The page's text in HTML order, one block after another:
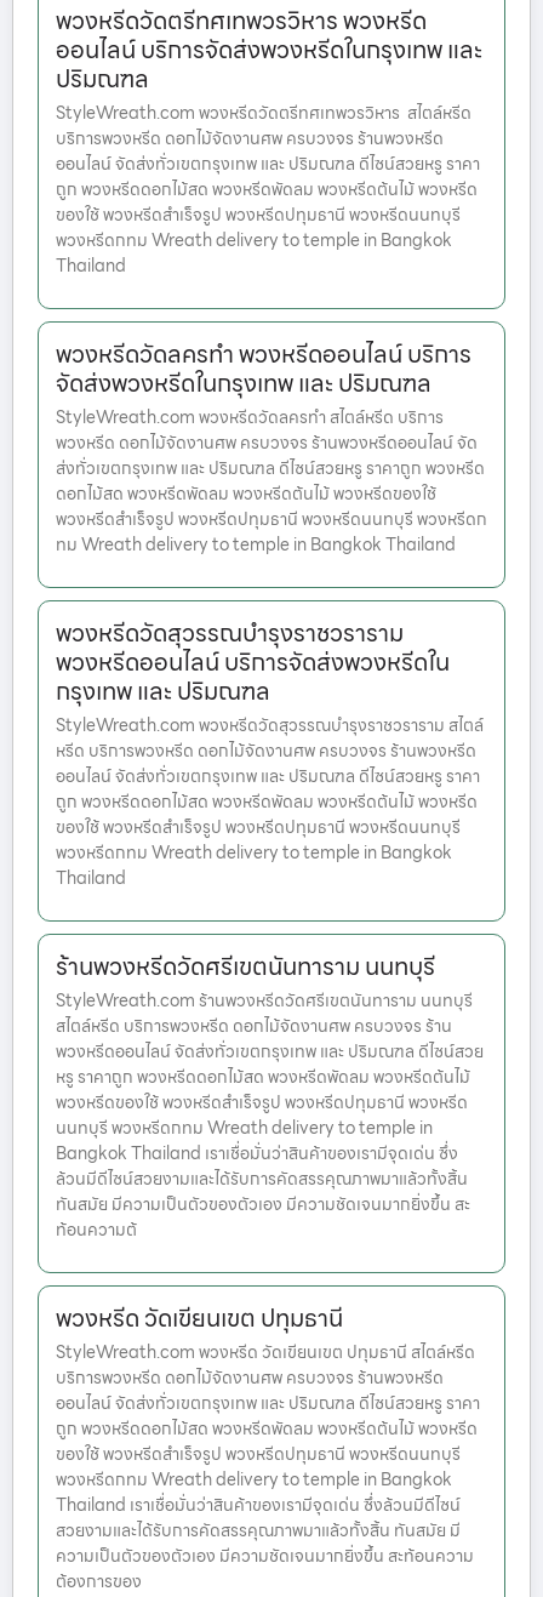
พวงหรีดวัดตรีทศเทพวรวิหาร พวงหรีด
ออนไลน์ บริการจัดส่งพวงหรีดในกรุงเทพ และ
ปริมณฑล
StyleWreath.com พวงหรีดวัดตรีทศเทพวรวิหาร สไตล์หรีด
บริการพวงหรีด ดอกไม้จัดงานศพ ครบวงจร ร้านพวงหรีด
ออนไลน์ จัดส่งทั่วเขตกรุงเทพ และ ปริมณฑล ดีไซน์สวยหรู ราคา
ถูก พวงหรีดดอกไม้สด พวงหรีดพัดลม พวงหรีดต้นไม้ พวงหรีด
ของใช้ พวงหรีดสำเร็จรูป พวงหรีดปทุมธานี พวงหรีดนนทบุรี
พวงหรีดกทม Wreath delivery to temple in Bangkok
Thailand
พวงหรีดวัดลครทำ พวงหรีดออนไลน์ บริการ
จัดส่งพวงหรีดในกรุงเทพ และ ปริมณฑล
StyleWreath.com พวงหรีดวัดลครทำ สไตล์หรีด บริการ
พวงหรีด ดอกไม้จัดงานศพ ครบวงจร ร้านพวงหรีดออนไลน์ จัด
ส่งทั่วเขตกรุงเทพ และ ปริมณฑล ดีไซน์สวยหรู ราคาถูก พวงหรีด
ดอกไม้สด พวงหรีดพัดลม พวงหรีดต้นไม้ พวงหรีดของใช้
พวงหรีดสำเร็จรูป พวงหรีดปทุมธานี พวงหรีดนนทบุรี พวงหรีดก
ทม Wreath delivery to temple in Bangkok Thailand
พวงหรีดวัดสุวรรณบำรุงราชวราราม
พวงหรีดออนไลน์ บริการจัดส่งพวงหรีดใน
กรุงเทพ และ ปริมณฑล
StyleWreath.com พวงหรีดวัดสุวรรณบำรุงราชวราราม สไตล์
หรีด บริการพวงหรีด ดอกไม้จัดงานศพ ครบวงจร ร้านพวงหรีด
ออนไลน์ จัดส่งทั่วเขตกรุงเทพ และ ปริมณฑล ดีไซน์สวยหรู ราคา
ถูก พวงหรีดดอกไม้สด พวงหรีดพัดลม พวงหรีดต้นไม้ พวงหรีด
ของใช้ พวงหรีดสำเร็จรูป พวงหรีดปทุมธานี พวงหรีดนนทบุรี
พวงหรีดกทม Wreath delivery to temple in Bangkok
Thailand
ร้านพวงหรีดวัดศรีเขตนันทาราม นนทบุรี
StyleWreath.com ร้านพวงหรีดวัดศรีเขตนันทาราม นนทบุรี
สไตล์หรีด บริการพวงหรีด ดอกไม้จัดงานศพ ครบวงจร ร้าน
พวงหรีดออนไลน์ จัดส่งทั่วเขตกรุงเทพ และ ปริมณฑล ดีไซน์สวย
หรู ราคาถูก พวงหรีดดอกไม้สด พวงหรีดพัดลม พวงหรีดต้นไม้
พวงหรีดของใช้ พวงหรีดสำเร็จรูป พวงหรีดปทุมธานี พวงหรีด
นนทบุรี พวงหรีดกทม Wreath delivery to temple in
Bangkok Thailand เราเชื่อมั่นว่าสินค้าของเรามีจุดเด่น ซึ่ง
ล้วนมีดีไซน์สวยงามและได้รับการคัดสรรคุณภาพมาแล้วทั้งสิ้น
ทันสมัย มีความเป็นตัวของตัวเอง มีความชัดเจนมากยิ่งขึ้น สะ
ท้อนความต้
พวงหรีด วัดเขียนเขต ปทุมธานี
StyleWreath.com พวงหรีด วัดเขียนเขต ปทุมธานี สไตล์หรีด
บริการพวงหรีด ดอกไม้จัดงานศพ ครบวงจร ร้านพวงหรีด
ออนไลน์ จัดส่งทั่วเขตกรุงเทพ และ ปริมณฑล ดีไซน์สวยหรู ราคา
ถูก พวงหรีดดอกไม้สด พวงหรีดพัดลม พวงหรีดต้นไม้ พวงหรีด
ของใช้ พวงหรีดสำเร็จรูป พวงหรีดปทุมธานี พวงหรีดนนทบุรี
พวงหรีดกทม Wreath delivery to temple in Bangkok
Thailand เราเชื่อมั่นว่าสินค้าของเรามีจุดเด่น ซึ่งล้วนมีดีไซน์
สวยงามและได้รับการคัดสรรคุณภาพมาแล้วทั้งสิ้น ทันสมัย มี
ความเป็นตัวของตัวเอง มีความชัดเจนมากยิ่งขึ้น สะท้อนความ
ต้องการของ